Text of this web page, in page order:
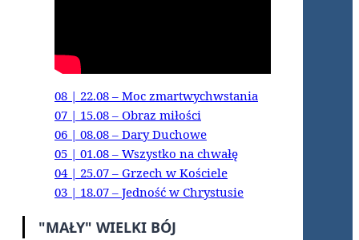
08 | 22.08 – Moc zmartwychwstania
07 | 15.08 – Obraz miłości
06 | 08.08 – Dary Duchowe
05 | 01.08 – Wszystko na chwałę
04 | 25.07 – Grzech w Kościele
03 | 18.07 – Jedność w Chrystusie
"MAŁY" WIELKI BÓJ